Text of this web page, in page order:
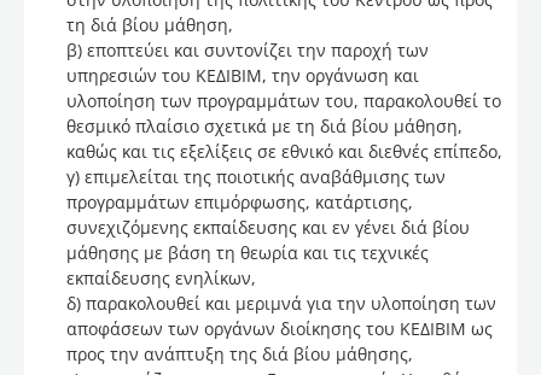
τη διά βίου μάθηση,
β) εποπτεύει και συντονίζει την παροχή των
υπηρεσιών του ΚΕΔΙΒΙΜ, την οργάνωση και
υλοποίηση των προγραμμάτων του, παρακολουθεί το
θεσμικό πλαίσιο σχετικά με τη διά βίου μάθηση,
καθώς και τις εξελίξεις σε εθνικό και διεθνές επίπεδο,
γ) επιμελείται της ποιοτικής αναβάθμισης των
προγραμμάτων επιμόρφωσης, κατάρτισης,
συνεχιζόμενης εκπαίδευσης και εν γένει διά βίου
μάθησης με βάση τη θεωρία και τις τεχνικές
εκπαίδευσης ενηλίκων,
δ) παρακολουθεί και μεριμνά για την υλοποίηση των
αποφάσεων των οργάνων διοίκησης του ΚΕΔΙΒΙΜ ως
προς την ανάπτυξη της διά βίου μάθησης,